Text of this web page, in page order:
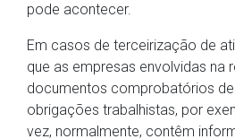
pode acontecer.
Em casos de terceirização de
que as empresas envolvidas na
documentos comprobatórios
obrigações trabalhistas, por
vez, normalmente, contêm